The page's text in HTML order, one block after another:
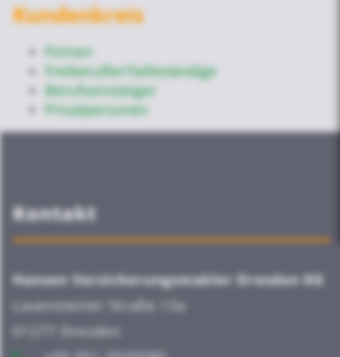
Kundenkreis
Firmen
Freiberufler/Selbständige
Berufseinsteiger
Privatpersonen
Kontakt
Hansen Versicherungsmakler Dresden KG
Lauensteiner Straße 13a
01277 Dresden